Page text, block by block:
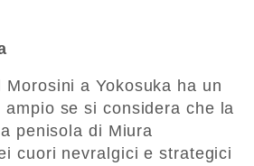
a Yokosuka ha un
se si considera che la
penisola di Miura
cuori nevralgici e strategici